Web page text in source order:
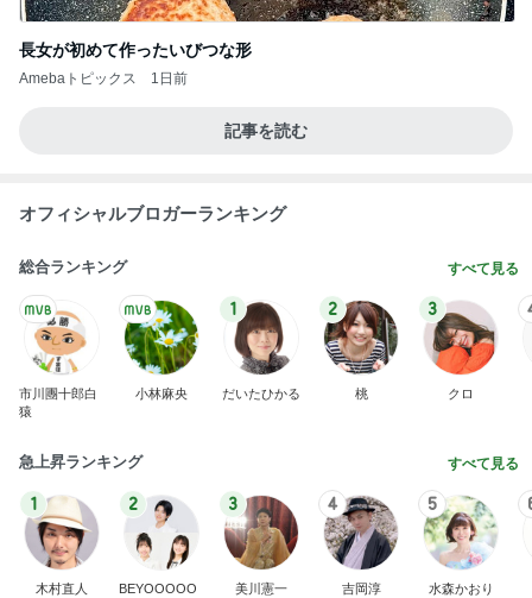
長女が初めて作ったいびつな形
Amebaトピックス 1日前
記事を読む
オフィシャルブロガーランキング
総合ランキング すべて見る
市川團十郎白
猿
小林麻央
1
だいたひかる
2
桃
3
クロ
急上昇ランキング すべて見る
1
木村直人
2
BEYOOOOO
3
美川憲一
4
吉岡淳
5
水森かおり